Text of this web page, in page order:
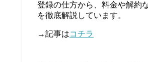
登録の仕方から、料金や解約
を徹底解説しています。
→記事はコチラ